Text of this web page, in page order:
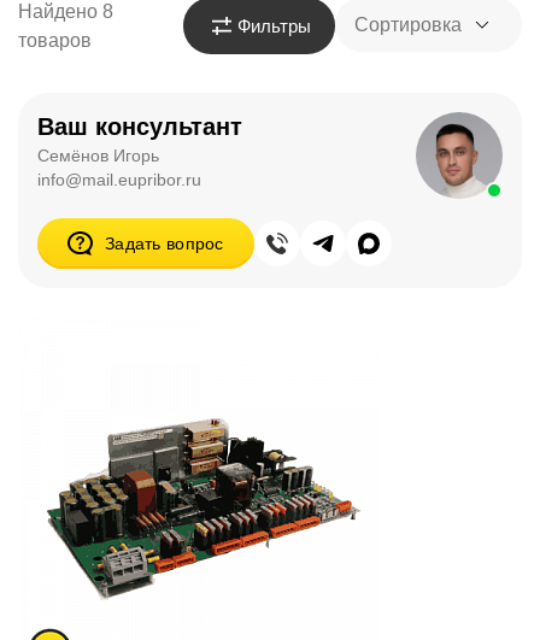
Найдено 8
товаров
Фильтры Сортировка
Ваш консультант
Семёнов Игорь
info@mail.eupribor.ru
Задать вопрос